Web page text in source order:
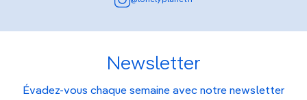
Newsletter
Évadez-vous chaque semaine avec notre newsletter